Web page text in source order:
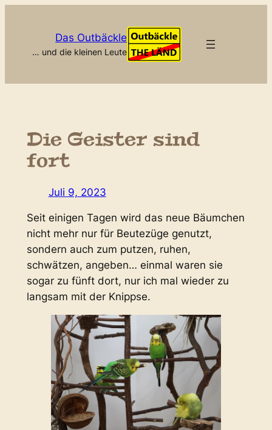
Das Outbäckle
… und die kleinen Leute
Die Geister sind
fort
Juli 9, 2023
Seit einigen Tagen wird das neue Bäumchen
nicht mehr nur für Beutezüge genutzt,
sondern auch zum putzen, ruhen,
schwätzen, angeben… einmal waren sie
sogar zu fünft dort, nur ich mal wieder zu
langsam mit der Knippse.